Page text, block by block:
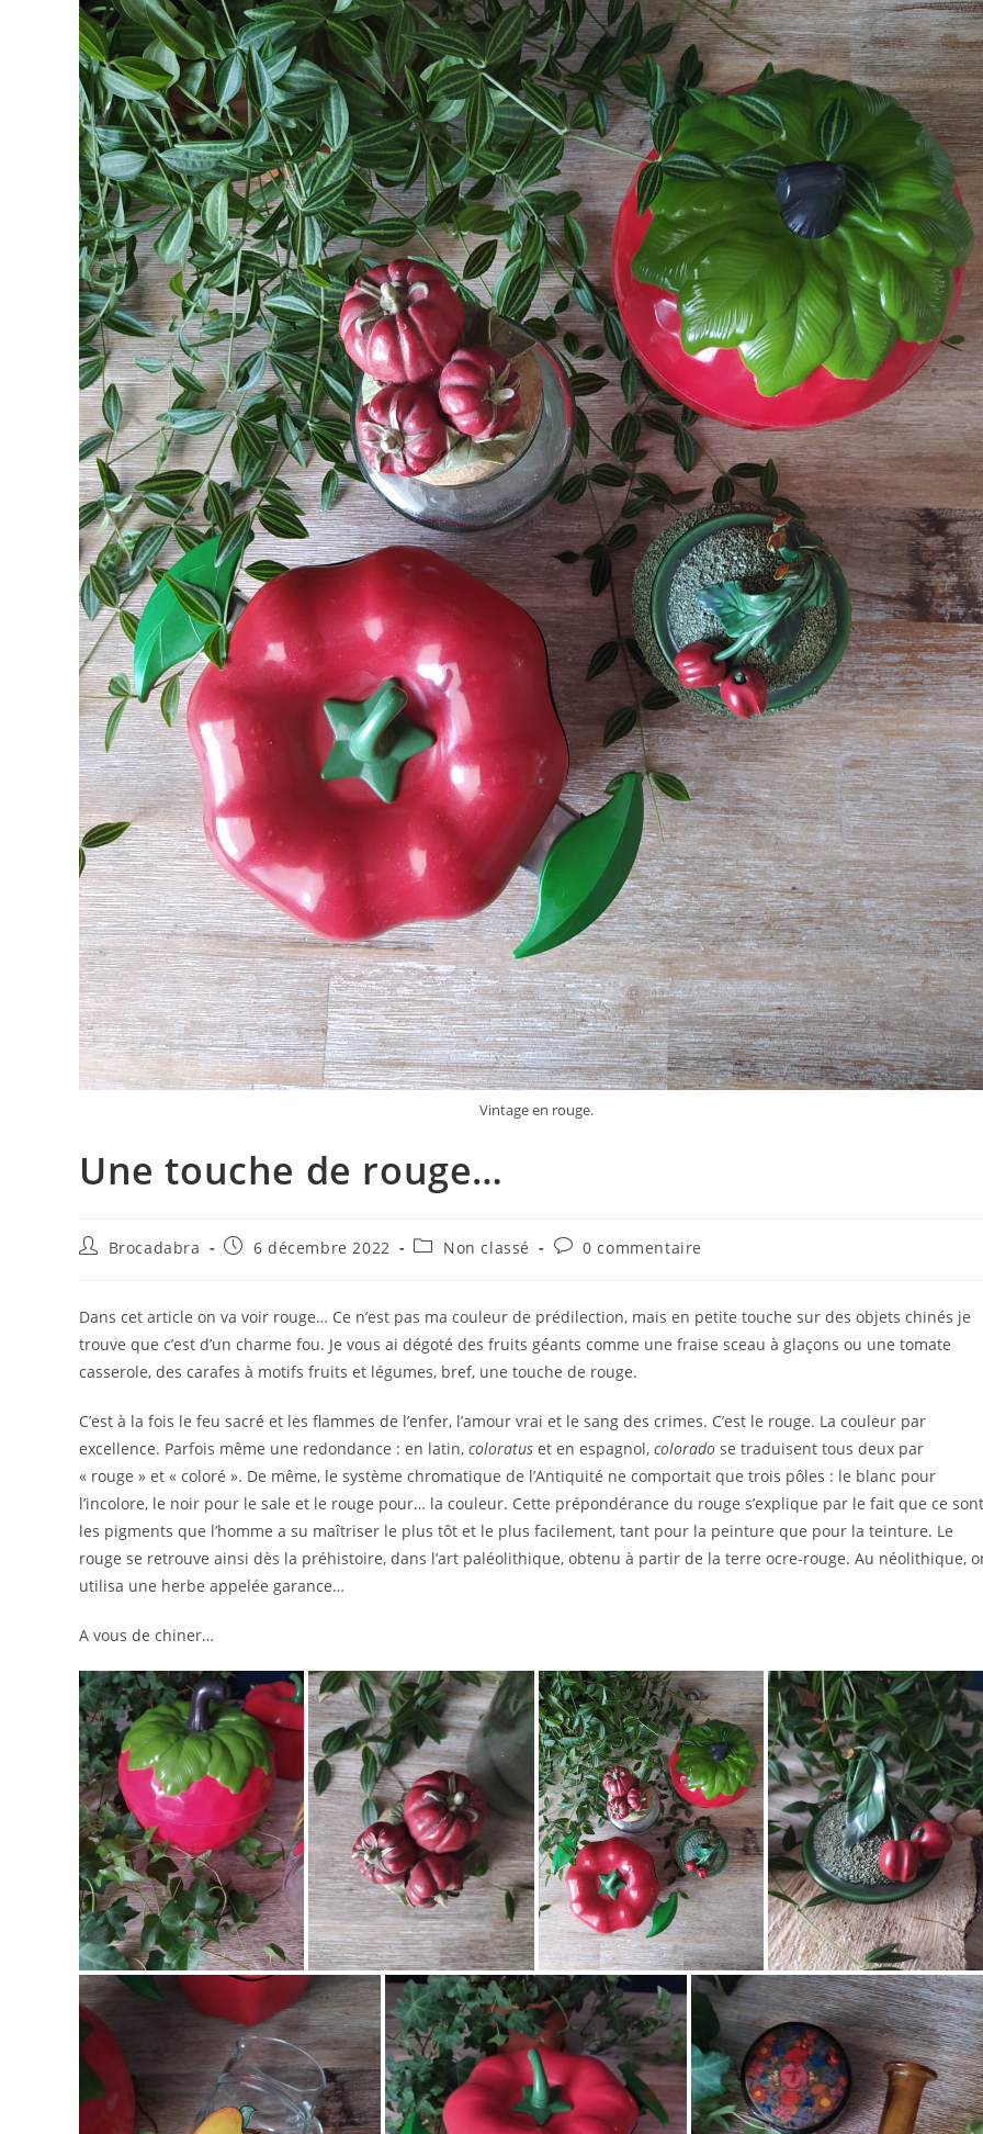
Vintage en rouge.
Une touche de rouge…
Auteur/autrice
publication :
Brocadabra
Publication
6 décembre 2022
PostNon classé
Commentaires
publication :
0 commentaire
Dans cet article on va voir rouge… Ce n’est pas ma couleur de prédilection, mais en petite touche sur des objets chinés je
trouve que c’est d’un charme fou. Je vous ai dégoté des fruits géants comme une fraise sceau à glaçons ou une tomate
casserole, des carafes à motifs fruits et légumes, bref, une touche de rouge.
C’est à la fois le feu sacré et les flammes de l’enfer, l’amour vrai et le sang des crimes. C’est le rouge. La couleur par
excellence. Parfois même une redondance : en latin, coloratus et en espagnol, colorado se traduisent tous deux par
« rouge » et « coloré ». De même, le système chromatique de l’Antiquité ne comportait que trois pôles : le blanc pour
l’incolore, le noir pour le sale et le rouge pour… la couleur. Cette prépondérance du rouge s’explique par le fait que ce sont
les pigments que l’homme a su maîtriser le plus tôt et le plus facilement, tant pour la peinture que pour la teinture. Le
rouge se retrouve ainsi dès la préhistoire, dans l’art paléolithique, obtenu à partir de la terre ocre-rouge. Au néolithique,
utilisa une herbe appelée garance…
A vous de chiner…